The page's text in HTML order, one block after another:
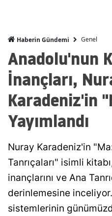
Haberin Gündemi Genel
Anadolu'nun
İnançları,
Karadeniz'in
Yayımlandı
Nuray Karadeniz'in
Tanrıçaları" isimli
inançlarını ve Ana
derinlemesine
sistemlerinin